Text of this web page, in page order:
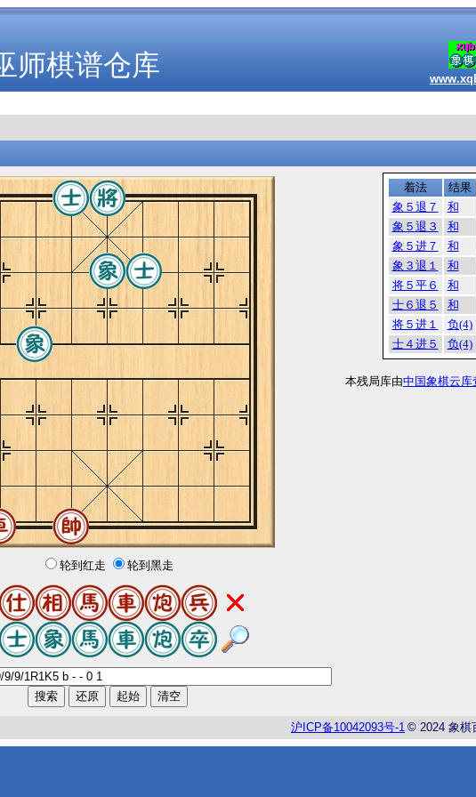
师棋谱仓库
轮到红走 轮到黑走
着法
结果
象５退７
和
象５退３
和
象５进７
和
象３退１
和
将５平６
和
士６退５
和
将５进１
负(4)
士４进５
负(4)
本残局库由中国象棋云库
沪 ICP备10042093号-1 © 2024 象棋